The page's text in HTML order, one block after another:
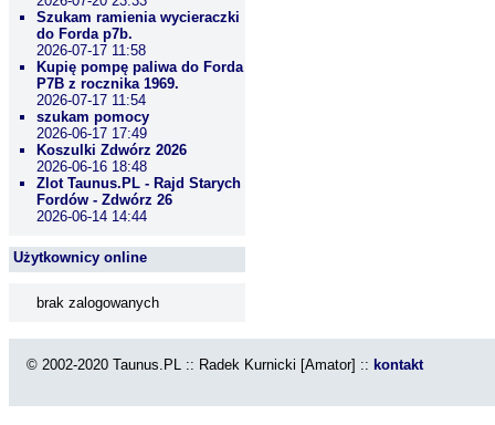
Szukam ramienia wycieraczki
do Forda p7b.
2026-07-17 11:58
Kupię pompę paliwa do Forda
P7B z rocznika 1969.
2026-07-17 11:54
szukam pomocy
2026-06-17 17:49
Koszulki Zdwórz 2026
2026-06-16 18:48
Zlot Taunus.PL - Rajd Starych
Fordów - Zdwórz 26
2026-06-14 14:44
Użytkownicy online
brak zalogowanych
© 2002-2020 Taunus.PL :: Radek Kurnicki [Amator] :: kontakt